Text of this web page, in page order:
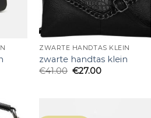
ZWARTE HANDTAS KLEIN
zwarte handtas klein
€41.00 €27.00